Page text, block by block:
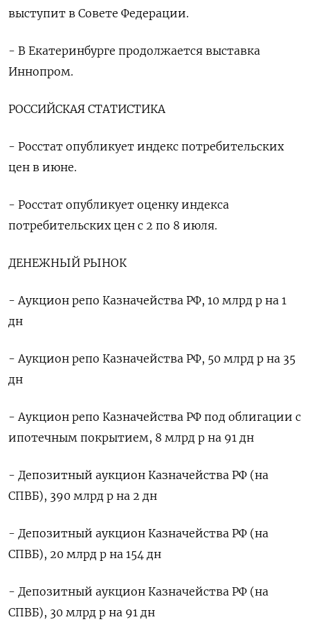
выступит в Совете Федерации.
- В Екатеринбурге продолжается выставка
Иннопром.
РОССИЙСКАЯ СТАТИСТИКА
- Росстат опубликует индекс потребительских
цен в июне.
- Росстат опубликует оценку индекса
потребительских цен с 2 по 8 июля.
ДЕНЕЖНЫЙ РЫНОК
- Аукцион репо Казначейства РФ, 10 млрд р на 1
дн
- Аукцион репо Казначейства РФ, 50 млрд р на 35
дн
- Аукцион репо Казначейства РФ под облигации с
ипотечным покрытием, 8 млрд р на 91 дн
- Депозитный аукцион Казначейства РФ (на
СПВБ), 390 млрд р на 2 дн
- Депозитный аукцион Казначейства РФ (на
СПВБ), 20 млрд р на 154 дн
- Депозитный аукцион Казначейства РФ (на
СПВБ), 30 млрд р на 91 дн